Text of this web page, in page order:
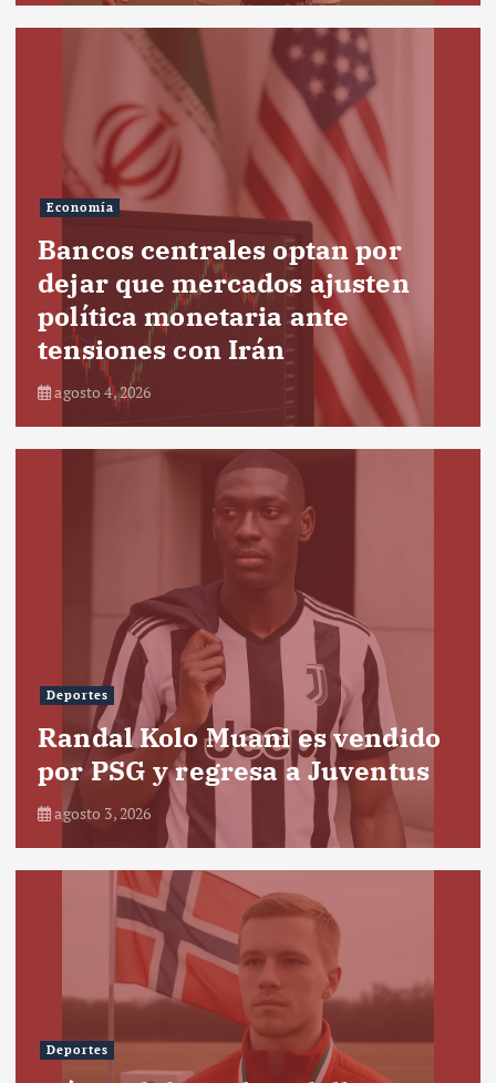
Economía
Bancos centrales optan por
dejar que mercados ajusten
política monetaria ante
tensiones con Irán
agosto 4, 2026
Deportes
Randal Kolo Muani es vendido
por PSG y regresa a Juventus
agosto 3, 2026
Deportes